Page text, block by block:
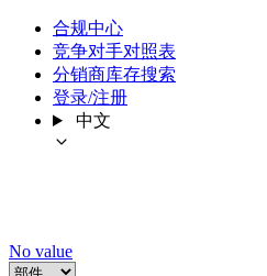
合规中心
竞争对手对照表
分销商库存搜索
登录/注册
中文
No value